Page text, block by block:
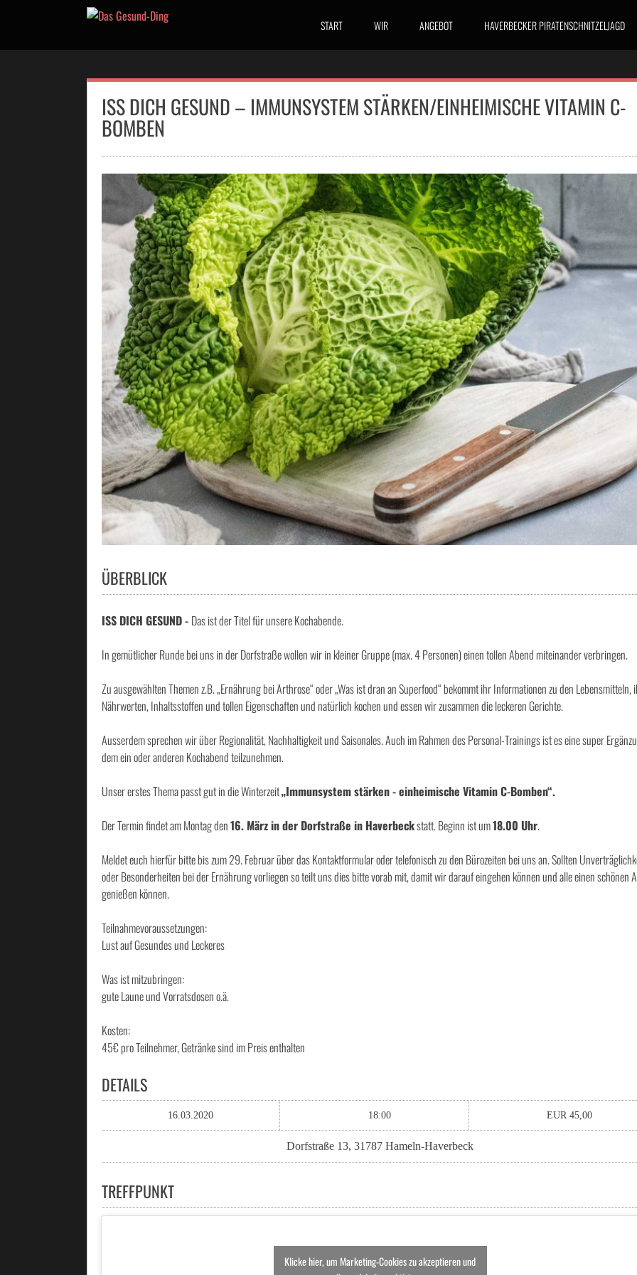
START WIR ANGEBOT HAVERBECKER PIRATENSCHNITZELJAGD
ISS DICH GESUND – IMMUNSYSTEM STÄRKEN/EINHEIMISCHE VITAMIN C-
BOMBEN
ÜBERBLICK
ISS DICH GESUND - Das ist der Titel für unsere Kochabende.
In gemütlicher Runde bei uns in der Dorfstraße wollen wir in kleiner Gruppe (max. 4 Personen) einen tollen Abend miteinander verbringen.
Zu ausgewählten Themen z.B. „Ernährung bei Arthrose“ oder „Was ist dran an Superfood“ bekommt ihr Informationen zu den Lebensmitteln,
Nährwerten, Inhaltsstoffen und tollen Eigenschaften und natürlich kochen und essen wir zusammen die leckeren Gerichte.
Ausserdem sprechen wir über Regionalität, Nachhaltigkeit und Saisonales. Auch im Rahmen des Personal-Trainings ist es eine super
dem ein oder anderen Kochabend teilzunehmen.
Unser erstes Thema passt gut in die Winterzeit„Immunsystem stärken - einheimische Vitamin C-Bomben“.
Der Termin findet am Montag den16. März in der Dorfstraße in Haverbeckstatt. Beginn ist um18.00 Uhr.
Meldet euch hierfür bitte bis zum 29. Februar über das Kontaktformular oder telefonisch zu den Bürozeiten bei uns an. Sollten
oder Besonderheiten bei der Ernährung vorliegen so teilt uns dies bitte vorab mit, damit wir darauf eingehen können und alle einen schönen
genießen können.
Teilnahmevoraussetzungen:
Lust auf Gesundes und Leckeres
Was ist mitzubringen:
gute Laune und Vorratsdosen o.ä.
Kosten:
45€ pro Teilnehmer, Getränke sind im Preis enthalten
DETAILS
16.03.2020 18:00 EUR 45,00
Dorfstraße 13, 31787 Hameln-Haverbeck
TREFFPUNKT
Klicke hier, um Marketing-Cookies zu akzeptieren und